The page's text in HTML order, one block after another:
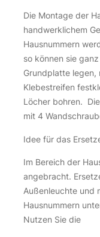
Die Montage der
handwerklichem
Hausnummern
so können sie
Grundplatte legen,
Klebestreifen
Löcher bohren.
mit 4
Idee für das
Im Bereich der
angebracht.
Außenleuchte und
Hausnummern
Nutzen Sie die